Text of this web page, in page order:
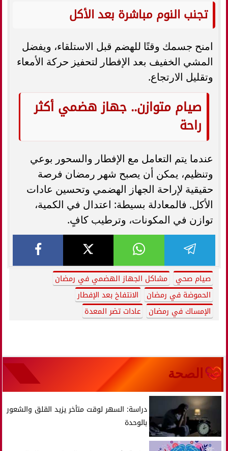
تجنب النوم مباشرة بعد الأكل
امنح جسمك وقتًا للهضم قبل الاستلقاء، ويفضل
المشي الخفيف بعد الإفطار لتحفيز حركة الأمعاء
وتقليل الارتجاع.
صيام متوازن.. جهاز هضمي أكثر
راحة
عندما يتم التعامل مع الإفطار والسحور بوعي
وتنظيم، يمكن أن يصبح شهر رمضان فرصة
حقيقية لإراحة الجهاز الهضمي وتحسين عادات
الأكل. فالمعادلة بسيطة: اعتدال في الكمية،
توازن في المكونات، وترطيب كافٍ.
صيام صحي
مشاكل الجهاز الهضمي في رمضان
الحموضة في رمضان
الانتفاخ بعد الإفطار
الإمساك في رمضان
عادات تضر المعدة
الصحة
دراسة: السهر لوقت متأخر يزيد القلق والشعور
بالوحدة